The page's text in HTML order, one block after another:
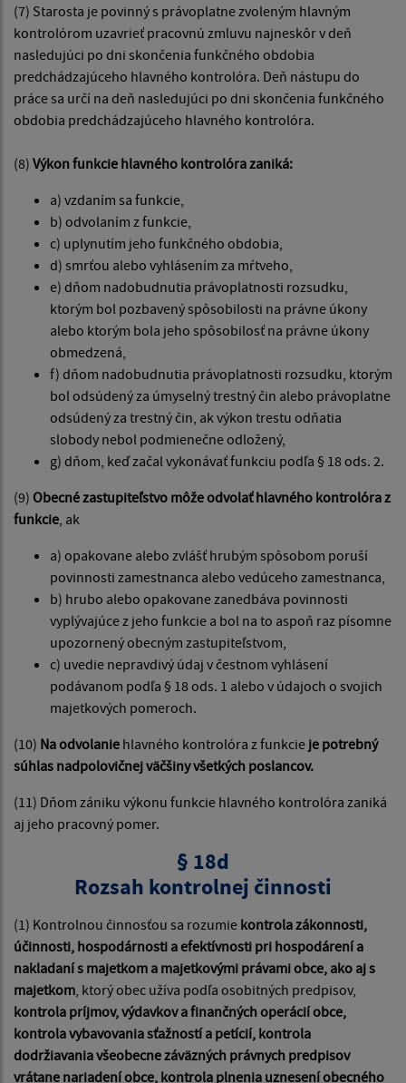
(7) Starosta je povinný s právoplatne zvoleným hlavným
kontrolórom uzavrieť pracovnú zmluvu najneskôr v deň
nasledujúci po dni skončenia funkčného obdobia
predchádzajúceho hlavného kontrolóra. Deň nástupu do
práce sa určí na deň nasledujúci po dni skončenia funkčného
obdobia predchádzajúceho hlavného kontrolóra.
(8) Výkon funkcie hlavného kontrolóra zaniká:
a) vzdaním sa funkcie,
b) odvolaním z funkcie,
c) uplynutím jeho funkčného obdobia,
d) smrťou alebo vyhlásením za mŕtveho,
e) dňom nadobudnutia právoplatnosti rozsudku,
ktorým bol pozbavený spôsobilosti na právne úkony
alebo ktorým bola jeho spôsobilosť na právne úkony
obmedzená,
f) dňom nadobudnutia právoplatnosti rozsudku, ktorým
bol odsúdený za úmyselný trestný čin alebo právoplatne
odsúdený za trestný čin, ak výkon trestu odňatia
slobody nebol podmienečne odložený,
g) dňom, keď začal vykonávať funkciu podľa § 18 ods. 2.
(9) Obecné zastupiteľstvo môže odvolať hlavného kontrolóra z
funkcie , ak
a) opakovane alebo zvlášť hrubým spôsobom poruší
povinnosti zamestnanca alebo vedúceho zamestnanca,
b) hrubo alebo opakovane zanedbáva povinnosti
vyplývajúce z jeho funkcie a bol na to aspoň raz písomne
upozornený obecným zastupiteľstvom,
c) uvedie nepravdivý údaj v čestnom vyhlásení
podávanom podľa § 18 ods. 1 alebo v údajoch o svojich
majetkových pomeroch.
(10) Na odvolanie hlavného kontrolóra z funkcie je potrebný
súhlas nadpolovičnej väčšiny všetkých poslancov.
(11) Dňom zániku výkonu funkcie hlavného kontrolóra zaniká
aj jeho pracovný pomer.
§ 18d
Rozsah kontrolnej činnosti
(1) Kontrolnou činnosťou sa rozumie kontrola zákonnosti,
účinnosti, hospodárnosti a efektívnosti pri hospodárení a
nakladaní s majetkom a majetkovými právami obce, ako aj s
majetkom , ktorý obec užíva podľa osobitných predpisov,
kontrola príjmov, výdavkov a finančných operácií obce,
kontrola vybavovania sťažností a petícií, kontrola
dodržiavania všeobecne záväzných právnych predpisov
vrátane nariadení obce, kontrola plnenia uznesení obecného